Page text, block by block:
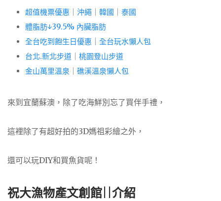
超值機票優惠 沖繩 韓國
泰國
體脂肪↓39.5% 內臟脂肪
全台吃到飽生日優惠
全台玩水懶人包
台北.新北步道
桃園登山步道
金山萬里溫泉
礁溪溫泉懶人包
來到宜蘭蘇澳，除了吃海鮮別忘了買伴手禮，
這裡除了有超好拍的3D媽祖彩繪之外，
還可以玩DIY和買魚貨呢！
祝大漁物產文創館||介紹